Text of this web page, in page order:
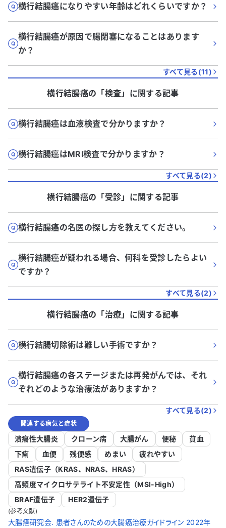
横行結腸癌になりやすい年齢はどれくらいですか？
横行結腸癌が原因で腸閉塞になることはあります
か？
すべて見る(11)
横行結腸癌の「検査」に関する記事
横行結腸癌は血液検査で分かりますか？
横行結腸癌はMRI検査で分かりますか？
すべて見る(2)
横行結腸癌の「受診」に関する記事
横行結腸癌の名医の探し方を教えてください。
横行結腸癌が疑われる場合、何科を受診したらよい
ですか？
すべて見る(2)
横行結腸癌の「治療」に関する記事
横行結腸切除術は難しい手術ですか？
横行結腸癌の各ステージまたは再発がんでは、それ
ぞれどのような治療法がありますか？
すべて見る(2)
関連する病気と症状
潰瘍性大腸炎 クローン病 大腸がん 便秘
貧血
下痢
血便 残便感 めまい
疲れやすい
RAS遺伝子（KRAS、NRAS、HRAS）
高頻度マイクロサテライト不安定性（MSI-High）
BRAF遺伝子
HER2遺伝子
(参考文献)
大腸癌研究会. 患者さんのための大腸癌治療ガイドライン 2022年